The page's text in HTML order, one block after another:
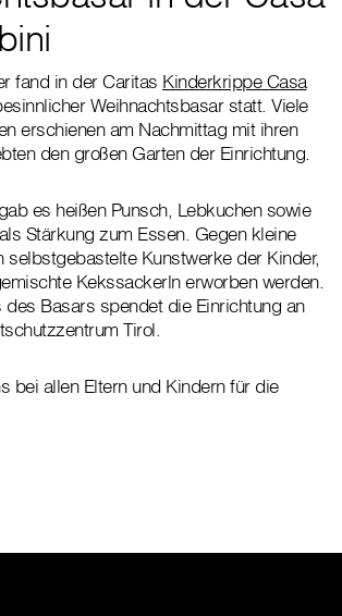
fand in der Caritas Kinderkrippe Casa
Weihnachtsbasar statt. Viele
erschienen am Nachmittag mit ihren
den großen Garten der Einrichtung.
es heißen Punsch, Lebkuchen sowie
Stärkung zum Essen. Gegen kleine
selbstgebastelte Kunstwerke der Kinder,
Kekssackerln erworben werden.
des Basars spendet die Einrichtung an
Tirol.
bei allen Eltern und Kindern für die